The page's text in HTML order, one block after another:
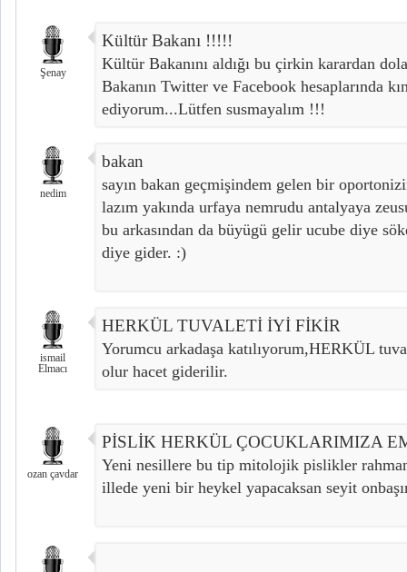
Şenay
Kültür Bakanı !!!!!
Kültür Bakanını aldığı bu çirkin karardan
Bakanın Twitter ve Facebook hesaplarında
ediyorum...Lütfen susmayalım !!!
nedim
bakan
sayın bakan geçmişindem gelen bir
lazım yakında urfaya nemrudu antalyaya
bu arkasından da büyügü gelir ucube diye
diye gider. :)
ismail
Elmacı
HERKÜL TUVALETİ İYİ FİKİR
Yorumcu arkadaşa katılıyorum,HERKÜL
olur hacet giderilir.
ozan çavdar
PİSLİK HERKÜL ÇOCUKLARIMIZA
Yeni nesillere bu tip mitolojik pislikler
illede yeni bir heykel yapacaksan seyit